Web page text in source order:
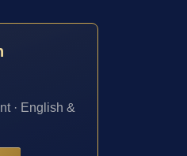
· English &